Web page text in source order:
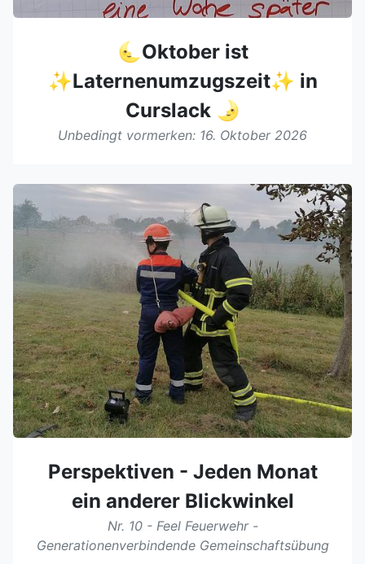
🌜Oktober ist
✨Laternenumzugszeit✨ in
Curslack 🌛
Unbedingt vormerken: 16. Oktober 2026
Perspektiven - Jeden Monat
ein anderer Blickwinkel
Nr. 10 - Feel Feuerwehr -
Generationenverbindende Gemeinschaftsübung